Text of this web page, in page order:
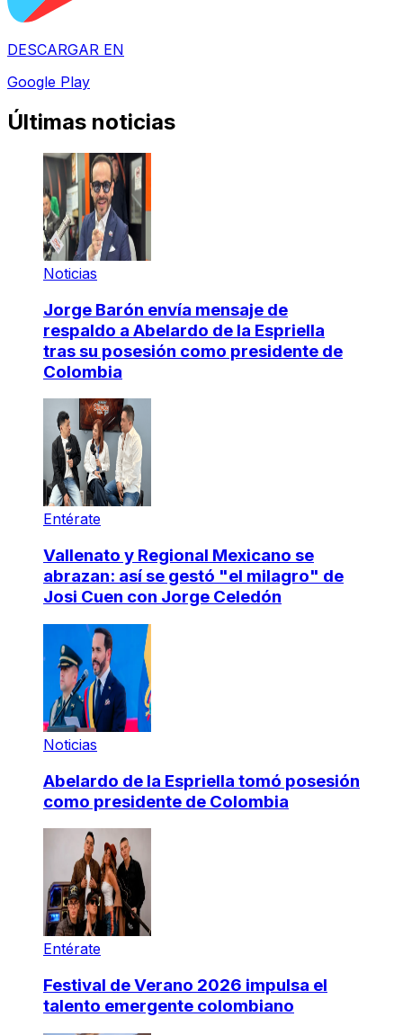
DESCARGAR EN
Google Play
Últimas noticias
Noticias
Jorge Barón envía mensaje de
respaldo a Abelardo de la Espriella
tras su posesión como presidente de
Colombia
Entérate
Vallenato y Regional Mexicano se
abrazan: así se gestó "el milagro" de
Josi Cuen con Jorge Celedón
Noticias
Abelardo de la Espriella tomó posesión
como presidente de Colombia
Entérate
Festival de Verano 2026 impulsa el
talento emergente colombiano